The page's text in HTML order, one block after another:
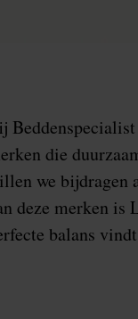
die
we bijdragen
deze merken is
balans